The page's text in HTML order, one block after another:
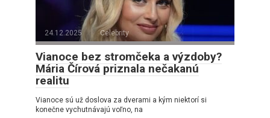
24.12.2025 Celebrity
Vianoce bez stromčeka a výzdoby?
Mária Čírová priznala nečakanú
realitu
Vianoce sú už doslova za dverami a kým niektorí si
konečne vychutnávajú voľno, na